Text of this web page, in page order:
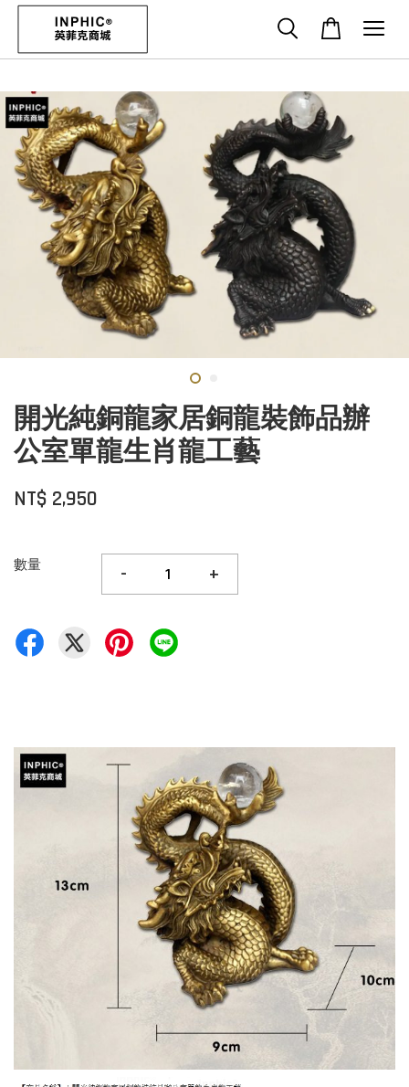
開光純銅龍家居銅龍裝飾品辦
公室單龍生肖龍工藝
NT$ 2,950
數量 - +